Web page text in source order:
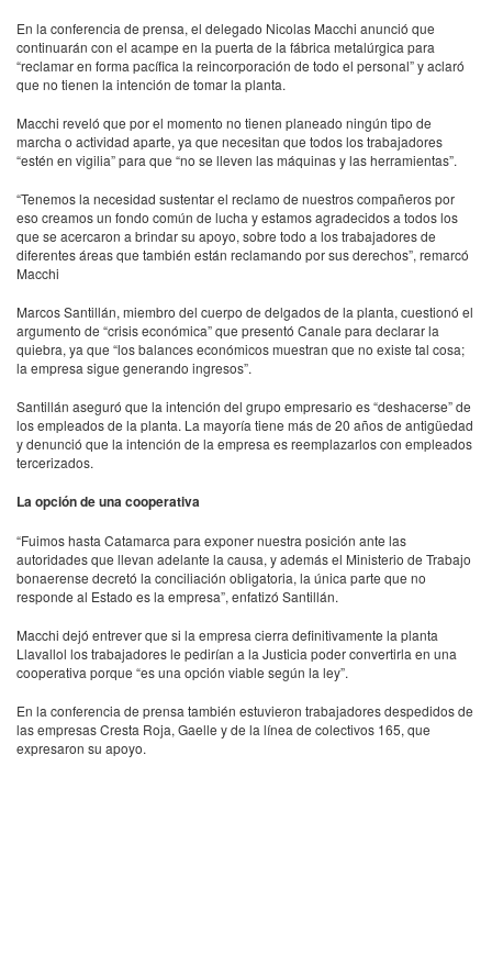
En la conferencia de prensa, el delegado Nicolas Macchi anunció que
continuarán con el acampe en la puerta de la fábrica metalúrgica para
“reclamar en forma pacífica la reincorporación de todo el personal” y aclaró
que no tienen la intención de tomar la planta.
Macchi reveló que por el momento no tienen planeado ningún tipo de
marcha o actividad aparte, ya que necesitan que todos los trabajadores
“estén en vigilia” para que “no se lleven las máquinas y las herramientas”.
“Tenemos la necesidad sustentar el reclamo de nuestros compañeros por
eso creamos un fondo común de lucha y estamos agradecidos a todos los
que se acercaron a brindar su apoyo, sobre todo a los trabajadores de
diferentes áreas que también están reclamando por sus derechos”, remarcó
Macchi
Marcos Santillán, miembro del cuerpo de delgados de la planta, cuestionó el
argumento de “crisis económica” que presentó Canale para declarar la
quiebra, ya que “los balances económicos muestran que no existe tal cosa;
la empresa sigue generando ingresos”.
Santillán aseguró que la intención del grupo empresario es “deshacerse” de
los empleados de la planta. La mayoría tiene más de 20 años de antigüedad
y denunció que la intención de la empresa es reemplazarlos con empleados
tercerizados.
La opción de una cooperativa
“Fuimos hasta Catamarca para exponer nuestra posición ante las
autoridades que llevan adelante la causa, y además el Ministerio de Trabajo
bonaerense decretó la conciliación obligatoria, la única parte que no
responde al Estado es la empresa”, enfatizó Santillán.
Macchi dejó entrever que si la empresa cierra definitivamente la planta
Llavallol los trabajadores le pedirían a la Justicia poder convertirla en una
cooperativa porque “es una opción viable según la ley”.
En la conferencia de prensa también estuvieron trabajadores despedidos de
las empresas Cresta Roja, Gaelle y de la línea de colectivos 165, que
expresaron su apoyo.